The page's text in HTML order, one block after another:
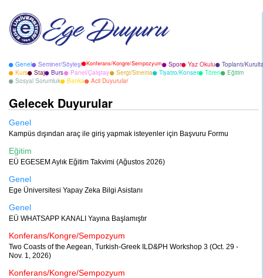
Genel Seminer/Söyleşi Konferans/Kongre/Sempozyum Spor Yaz Okulu
Toplantı/
Kurs
Staj Burs Panel/Çalıştay Sergi/Sinema Tiyatro/Konser Tören
Eğitim
Sosyal Sorumluk
Banka Acil Duyurular
Gelecek Duyurular
Genel
Kampüs dışından araç ile giriş yapmak isteyenler için Başvuru Formu
Eğitim
EÜ EGESEM Aylık Eğitim Takvimi (Ağustos 2026)
Genel
Ege Üniversitesi Yapay Zeka Bilgi Asistanı
Genel
EÜ WHATSAPP KANALI Yayına Başlamıştır
Konferans/Kongre/Sempozyum
Two Coasts of the Aegean, Turkish-Greek ILD&PH Workshop 3 (Oct. 29 -
Nov. 1, 2026)
Konferans/Kongre/Sempozyum